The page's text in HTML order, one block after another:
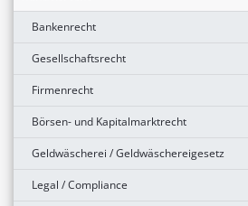
Bankenrecht
Gesellschaftsrecht
Firmenrecht
Börsen- und Kapitalmarktrecht
Geldwäscherei / Geldwäschereigesetz
Legal / Compliance